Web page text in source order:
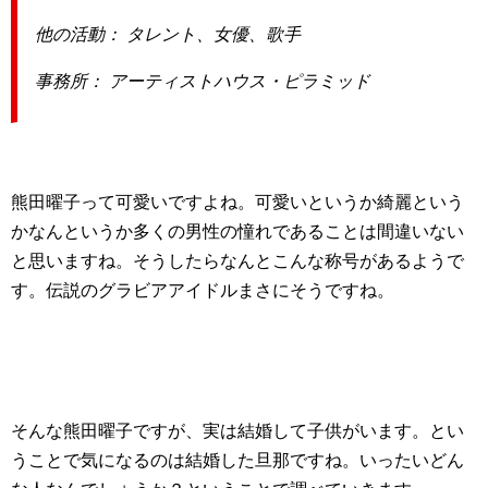
他の活動： タレント、女優、歌手
事務所： アーティストハウス・ピラミッド
熊田曜子って可愛いですよね。可愛いというか綺麗という
かなんというか多くの男性の憧れであることは間違いない
と思いますね。そうしたらなんとこんな称号があるようで
す。伝説のグラビアアイドルまさにそうですね。
そんな熊田曜子ですが、実は結婚して子供がいます。とい
うことで気になるのは結婚した旦那ですね。いったいどん